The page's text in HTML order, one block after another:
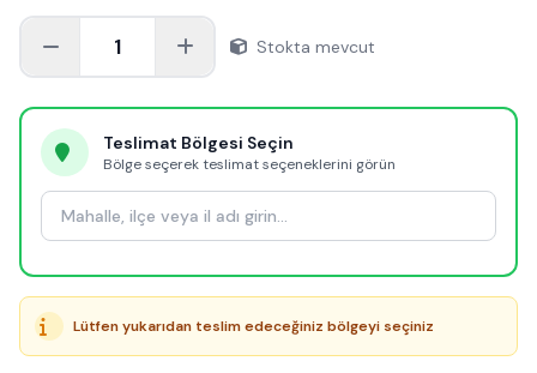
1 Stokta mevcut
Teslimat Bölgesi Seçin
Bölge seçerek teslimat seçeneklerini görün
Lütfen yukarıdan teslim edeceğiniz bölgeyi seçiniz